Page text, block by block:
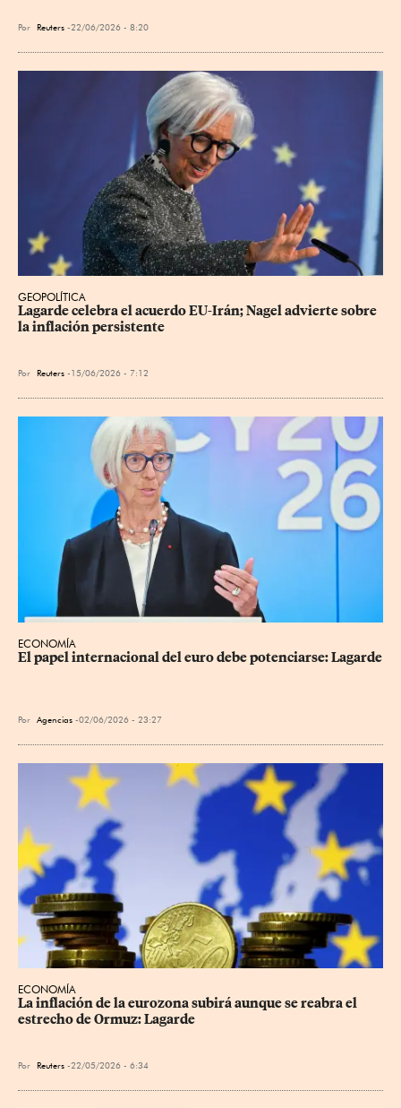
Por Reuters 22/06/2026 - 8:20
GEOPOLÍTICA
Lagarde celebra el acuerdo EU-Irán; Nagel advierte sobre
la inflación persistente
Por Reuters 15/06/2026 - 7:12
ECONOMÍA
El papel internacional del euro debe potenciarse: Lagarde
Por Agencias 02/06/2026 - 23:27
ECONOMÍA
La inflación de la eurozona subirá aunque se reabra el
estrecho de Ormuz: Lagarde
Por Reuters 22/05/2026 - 6:34